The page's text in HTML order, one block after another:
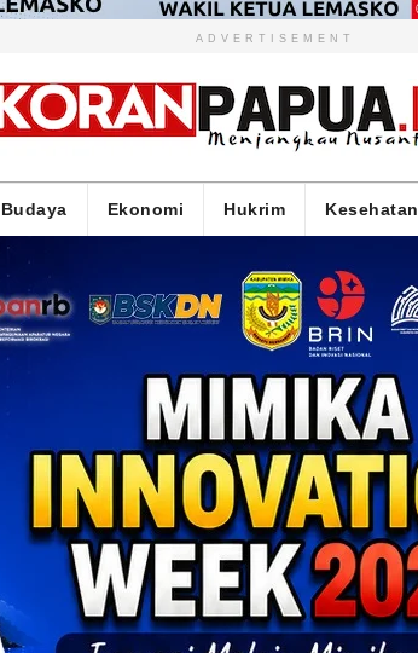
ADVERTISEMENT
Budaya Ekonomi Hukrim Kesehatan